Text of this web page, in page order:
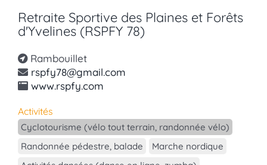
Retraite Sportive des Plaines et Forêts
d'Yvelines (RSPFY 78)
Rambouillet
rspfy78@gmail.com
www.rspfy.com
Activités
Cyclotourisme (vélo tout terrain, randonnée vélo)
Randonnée pédestre, balade
Marche nordique